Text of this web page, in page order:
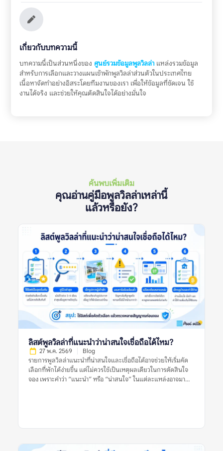
เกี่ยวกับบทความนี้
บทความนี้เป็นส่วนหนึ่งของ ศูนย์รวมข้อมูลพูลวิลล่าแหล่งรวมข้อมูล
สำหรับการเลือกและวางแผนเข้าพักพูลวิลล่าส่วนตัวในประเทศไทย
เนื้อหาจัดทำอย่างอิสระโดยทีมงานของเรา เพื่อให้ข้อมูลที่ชัดเจน ใช้
งานได้จริง และช่วยให้คุณตัดสินใจได้อย่างมั่นใจ
ค้นพบเพิ่มเติม
คุณอ่านคู่มือพูลวิลล่าเหล่านี้
แล้วหรือยัง?
ลิสต์พูลวิลล่าที่แนะนำว่าน่าสนใจเชื่อถือได้ไหม?
27 พ.ค. 2569 Blog
รายการพูลวิลล่าแนะนำที่น่าสนใจและเชื่อถือได้อาจช่วยให้เริ่มคัด
เลือกที่พักได้ง่ายขึ้น แต่ไม่ควรใช้เป็นเหตุผลเดียวในการตัดสินใจ
จอง เพราะคำว่า “แนะนำ” หรือ “น่าสนใจ” ในแต่ละแหล่งอาจมา
จากผู้เข้าพัก ข้อร้องเรียนซ้ำ กฎบ้าน ค่าใช้จ่ายเพิ่มเติม และข้อมูล
หรือรูปเดียว เพราะพูลวิลล่าที่เหมาะกับคนหนึ่งอาจไม่เหมาะกับอีก